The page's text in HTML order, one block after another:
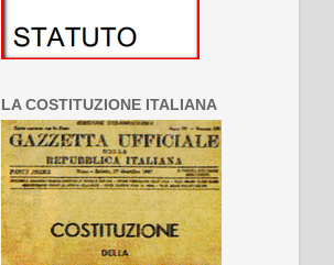
LA COSTITUZIONE ITALIANA